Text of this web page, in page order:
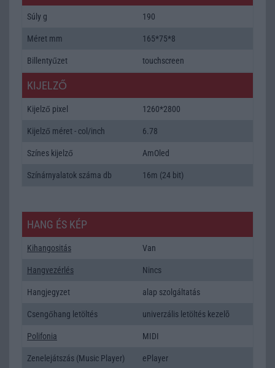
Súly g 190
Méret mm 165*75*8
Billentyűzet touchscreen
KIJELZŐ
Kijelző pixel 1260*2800
Kijelző méret - col/inch 6.78
Színes kijelző AmOled
Színárnyalatok száma db 16m (24 bit)
HANG ÉS KÉP
Kihangositás Van
Hangvezérlés Nincs
Hangjegyzet alap szolgáltatás
Csengőhang letöltés univerzális letöltés kezelõ
Polifonia MIDI
Zenelejátszás (Music Player) ePlayer